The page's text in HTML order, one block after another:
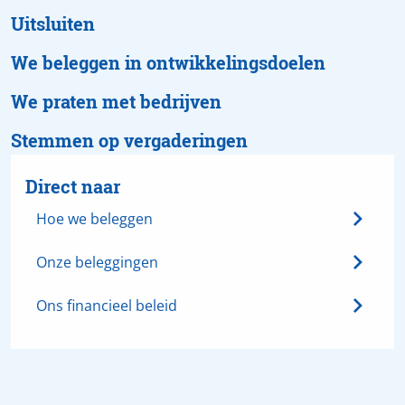
Uitsluiten
We beleggen in ontwikkelingsdoelen
We praten met bedrijven
Stemmen op vergaderingen
Hoe we beleggen
Onze beleggingen
Ons financieel beleid